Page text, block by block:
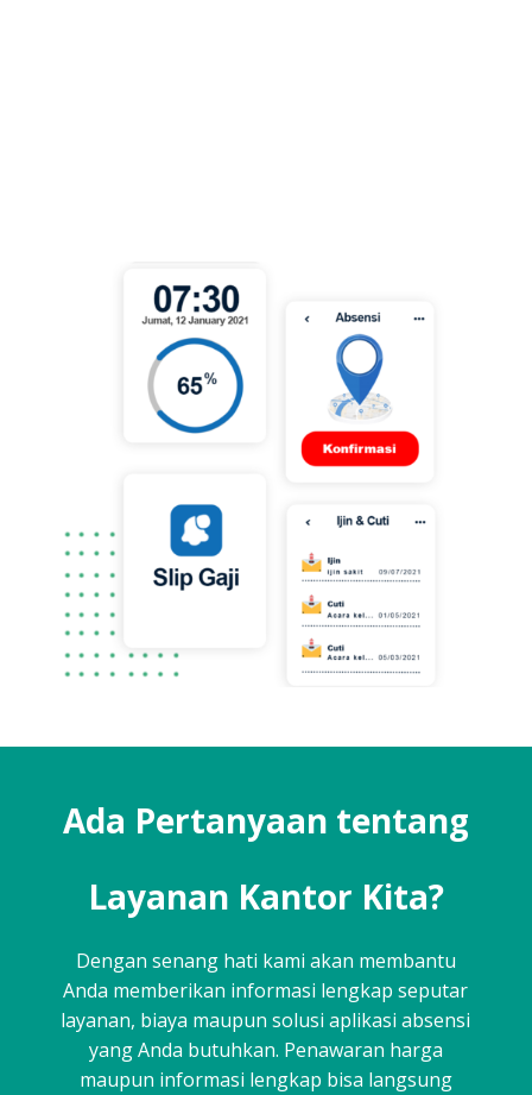
Ada Pertanyaan tentang
Layanan Kantor Kita?
Dengan senang hati kami akan membantu
Anda memberikan informasi lengkap seputar
layanan, biaya maupun solusi aplikasi absensi
yang Anda butuhkan. Penawaran harga
maupun informasi lengkap bisa langsung